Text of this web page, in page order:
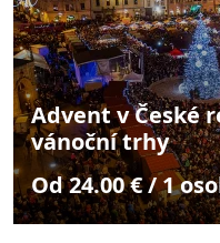
Advent v České
vánoční trhy
Od 24.00 € / 1